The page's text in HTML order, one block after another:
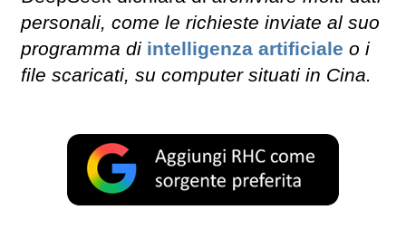
personali, come le richieste inviate al suo
programma di intelligenza artificiale o i
file scaricati, su computer situati in Cina.